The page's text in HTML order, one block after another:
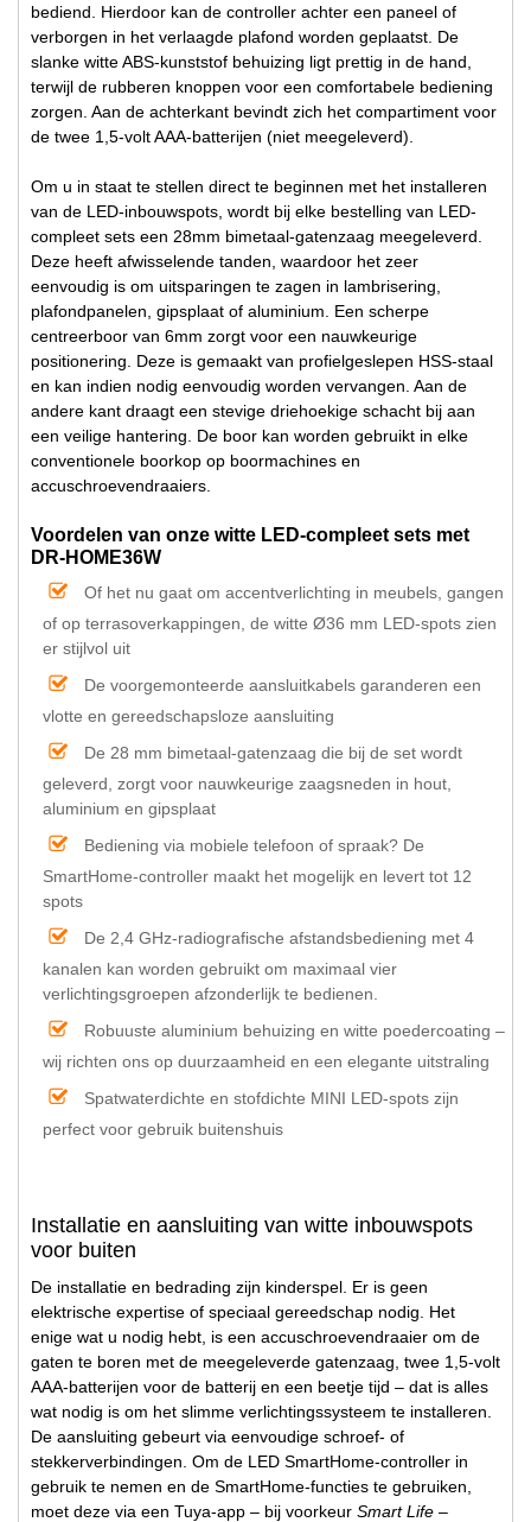
bediend. Hierdoor kan de controller achter een paneel of
verborgen in het verlaagde plafond worden geplaatst. De
slanke witte ABS-kunststof behuizing ligt prettig in de hand,
terwijl de rubberen knoppen voor een comfortabele bediening
zorgen. Aan de achterkant bevindt zich het compartiment voor
de twee 1,5-volt AAA-batterijen (niet meegeleverd).
Om u in staat te stellen direct te beginnen met het installeren
van de LED-inbouwspots, wordt bij elke bestelling van LED-
compleet sets een 28mm bimetaal-gatenzaag meegeleverd.
Deze heeft afwisselende tanden, waardoor het zeer
eenvoudig is om uitsparingen te zagen in lambrisering,
plafondpanelen, gipsplaat of aluminium. Een scherpe
centreerboor van 6mm zorgt voor een nauwkeurige
positionering. Deze is gemaakt van profielgeslepen HSS-staal
en kan indien nodig eenvoudig worden vervangen. Aan de
andere kant draagt een stevige driehoekige schacht bij aan
een veilige hantering. De boor kan worden gebruikt in elke
conventionele boorkop op boormachines en
accuschroevendraaiers.
Voordelen van onze witte LED-compleet sets met
DR-HOME36W
Of het nu gaat om accentverlichting in meubels, gangen
of op terrasoverkappingen, de witte Ø36 mm LED-spots zien
er stijlvol uit
De voorgemonteerde aansluitkabels garanderen een
vlotte en gereedschapsloze aansluiting
De 28 mm bimetaal-gatenzaag die bij de set wordt
geleverd, zorgt voor nauwkeurige zaagsneden in hout,
aluminium en gipsplaat
Bediening via mobiele telefoon of spraak? De
SmartHome-controller maakt het mogelijk en levert tot 12
spots
De 2,4 GHz-radiografische afstandsbediening met 4
kanalen kan worden gebruikt om maximaal vier
verlichtingsgroepen afzonderlijk te bedienen.
Robuuste aluminium behuizing en witte poedercoating –
wij richten ons op duurzaamheid en een elegante uitstraling
Spatwaterdichte en stofdichte MINI LED-spots zijn
perfect voor gebruik buitenshuis
Installatie en aansluiting van witte inbouwspots
voor buiten
De installatie en bedrading zijn kinderspel. Er is geen
elektrische expertise of speciaal gereedschap nodig. Het
enige wat u nodig hebt, is een accuschroevendraaier om de
gaten te boren met de meegeleverde gatenzaag, twee 1,5-volt
AAA-batterijen voor de batterij en een beetje tijd – dat is alles
wat nodig is om het slimme verlichtingssysteem te installeren.
De aansluiting gebeurt via eenvoudige schroef- of
stekkerverbindingen. Om de LED SmartHome-controller in
gebruik te nemen en de SmartHome-functies te gebruiken,
moet deze via een Tuya-app – bij voorkeur Smart Life –